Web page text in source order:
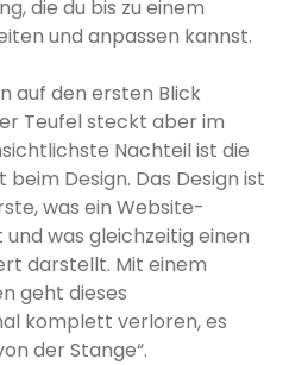
die du bis zu einem
und anpassen kannst.
auf den ersten Blick
Teufel steckt aber im
Nachteil ist die
Design. Das Design ist
was ein Website-
was gleichzeitig einen
darstellt. Mit einem
geht dieses
komplett verloren, es
der Stange“.